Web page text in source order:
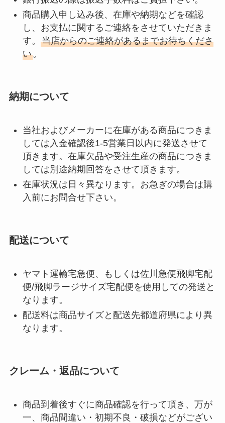
商品購入申し込み後、在庫や納期などを確認
し、お支払に関するご連絡をさせていただきま
す。 当店からのご連絡があるまでお待ちくださ
い。
納期について
当社およびメーカーに在庫がある商品につきま
しては入金確認後1-5営業日以内に発送させて
頂きます。在庫欠品や受注生産の商品につきま
しては別途納期回答をさせて頂きます。
在庫状況は日々異なります。お急ぎの場合は購
入前にお問合せ下さい。
配送について
ヤマト運輸宅急便、もしくは佐川急便飛脚宅配
便/飛脚ラージサイズ宅配便を使用しての発送と
なります。
配送料は商品サイズと配送先都道府県により異
なります。
クレーム・返品について
商品到着後すぐに商品確認を行って頂き、万が
一、商品間違い・初期不良・破損などがござい